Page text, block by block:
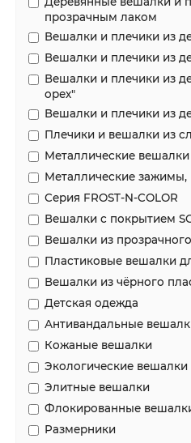
прозрачным лаком
Вешалки и плечики из
Вешалки и плечики из
Вешалки и плечики из
орех"
Вешалки и плечики из
Плечики и вешалки из
Металлические
Металлические
Серия FROST-N-COLOR
Вешалки с покрытием
Вешалки из
Пластиковые вешалки
Вешалки из чёрного
Детская одежда
Антивандальные
Кожаные вешалки
Экологические вешалки
Элитные вешалки
Флокированные
Размерники